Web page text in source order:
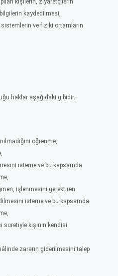
kişilerin, ziyaretçilerin
kaydedilmesi,
ve fiziki ortamların
haklar aşağıdaki gibidir;
öğrenme,
isteme ve bu kapsamda
işlenmesini gerektiren
isteme ve bu kapsamda
suretiyle kişinin kendisi
zararın giderilmesini talep